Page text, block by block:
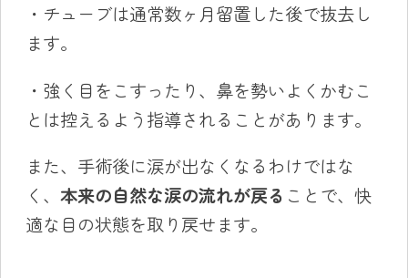
・チューブは通常数ヶ月留置した後で抜去し
ます。
・強く目をこすったり、鼻を勢いよくかむこ
とは控えるよう指導されることがあります。
また、手術後に涙が出なくなるわけではな
く、 本来の自然な涙の流れが戻る ことで、快
適な目の状態を取り戻せます。